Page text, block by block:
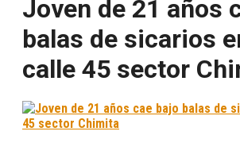
Joven de 21 años
balas de sicarios
calle 45 sector